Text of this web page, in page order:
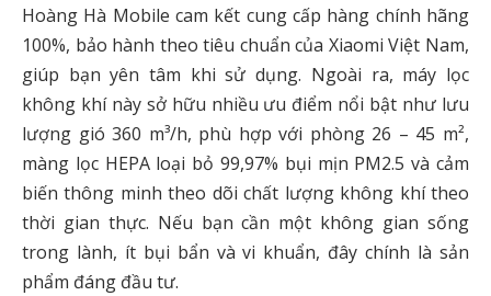
Hoàng Hà Mobile cam kết cung cấp hàng chính hãng
100%, bảo hành theo tiêu chuẩn của Xiaomi Việt Nam,
giúp bạn yên tâm khi sử dụng. Ngoài ra, máy lọc
không khí này sở hữu nhiều ưu điểm nổi bật như lưu
lượng gió 360 m³/h, phù hợp với phòng 26 – 45 m²,
màng lọc HEPA loại bỏ 99,97% bụi mịn PM2.5 và cảm
biến thông minh theo dõi chất lượng không khí theo
thời gian thực. Nếu bạn cần một không gian sống
trong lành, ít bụi bẩn và vi khuẩn, đây chính là sản
phẩm đáng đầu tư.